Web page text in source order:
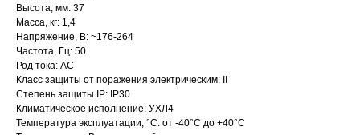
Высота, мм: 37
Масса, кг: 1,4
Напряжение, В: ~176-264
Частота, Гц: 50
Род тока: AC
Класс защиты от поражения электрическим: II
Степень защиты IP: IP30
Климатическое исполнение: УХЛ4
Температура эксплуатации, °С: от -40°C до +40°C